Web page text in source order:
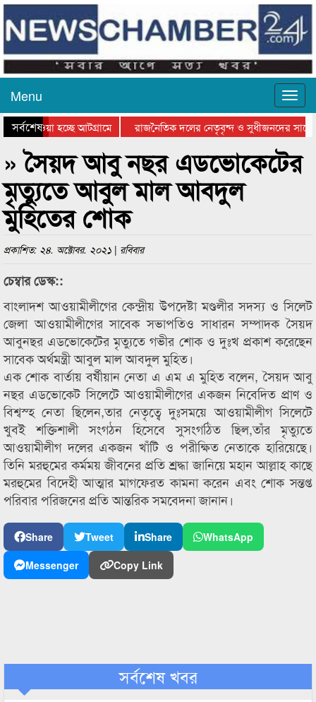
Menu
সর্বশেষ
যাওয়া হচ্ছে আটগ্রামে
রাজনৈতিক দলের নেতৃবৃন্দ ও সুধীজনদের সাথে
পুরস্কার বিতরণ সম্পন্ন
সিলেটে বাংলাদেশ গ্রুপ থিয়েটার
» সৈয়দ আবু নছর এডভোকেটের
মৃত্যুতে আবুল মাল আবদুল
মুহিতের শোক
প্রকাশিত: ২৪. অক্টোবর. ২০২১ | রবিবার
চেম্বার ডেস্ক::
বাংলাদশ আওয়ামীলীগের কেন্দ্রীয় উপদেষ্টা মণ্ডলীর সদস্য ও সিলেট
জেলা আওয়ামীলীগের সাবেক সভাপতিও সাধারন সম্পাদক সৈয়দ
আবুনছর এডভোকেটের মৃত্যুতে গভীর শোক ও দুঃখ প্রকাশ করেছেন
সাবেক অর্থমন্ত্রী আবুল মাল আবদুল মুহিত।
এক শোক বার্তায় বর্ষীয়ান নেতা এ এম এ মুহিত বলেন, সৈয়দ আবু
নছর এডভোকেট সিলেটে আওয়ামীলীগের একজন নিবেদিত প্রাণ ও
বিশ্বস্হ নেতা ছিলেন,তার নেতৃত্বে দুঃসময়ে আওয়ামীলীগ সিলেটে
খুবই শক্তিশালী সংগঠন হিসেবে সুসংগঠিত ছিল,তাঁর মৃত্যুতে
আওয়ামীলীগ দলের একজন খাঁটি ও পরীক্ষিত নেতাকে হারিয়েছে।
তিনি মরহুমের কর্মময় জীবনের প্রতি শ্রদ্ধা জানিয়ে মহান আল্লাহ কাছে
মরহুমের বিদেহী আত্মার মাগফেরত কামনা করেন এবং শোক সন্তপ্ত
পরিবার পরিজনের প্রতি আন্তরিক সমবেদনা জানান।
Share Tweet Share
WhatsApp
Messenger
Copy Link
সর্বশেষ খবর